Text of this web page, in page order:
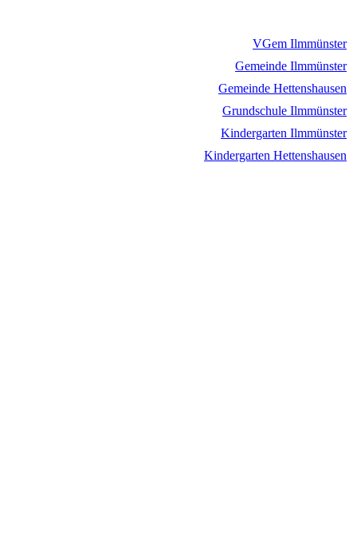
VGem Ilmmünster
Gemeinde Ilmmünster
Gemeinde Hettenshausen
Grundschule Ilmmünster
Kindergarten Ilmmünster
Kindergarten Hettenshausen